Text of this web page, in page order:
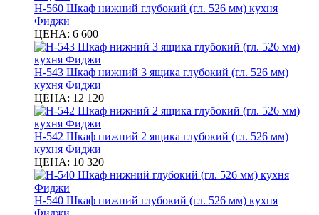
Н-560 Шкаф нижний глубокий (гл. 526 мм) кухня
Фиджи
ЦЕНА: 6 600
Н-543 Шкаф нижний 3 ящика глубокий (гл. 526 мм)
кухня Фиджи
ЦЕНА: 12 120
Н-542 Шкаф нижний 2 ящика глубокий (гл. 526 мм)
кухня Фиджи
ЦЕНА: 10 320
Н-540 Шкаф нижний глубокий (гл. 526 мм) кухня